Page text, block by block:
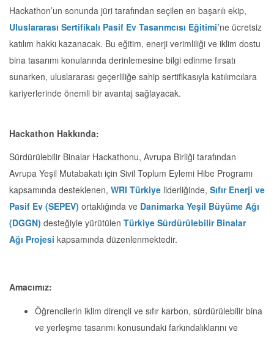
Hackathon’un sonunda jüri tarafından seçilen en başarılı ekip,
Uluslararası Sertifikalı Pasif Ev Tasarımcısı Eğitimi’ne ücretsiz
katılım hakkı kazanacak. Bu eğitim, enerji verimliliği ve iklim dostu
bina tasarımı konularında derinlemesine bilgi edinme fırsatı
sunarken, uluslararası geçerliliğe sahip sertifikasıyla katılımcılara
kariyerlerinde önemli bir avantaj sağlayacak.
Hackathon Hakkında:
Sürdürülebilir Binalar Hackathonu, Avrupa Birliği tarafından
Avrupa Yeşil Mutabakatı için Sivil Toplum Eylemi Hibe Programı
kapsamında desteklenen, WRI Türkiye liderliğinde, Sıfır Enerji ve
Pasif Ev (SEPEV) ortaklığında ve Danimarka Yeşil Büyüme Ağı
(DGGN) desteğiyle yürütülen Türkiye Sürdürülebilir Binalar
Ağı Projesi kapsamında düzenlenmektedir.
Amacımız:
Öğrencilerin iklim dirençli ve sıfır karbon, sürdürülebilir bina
ve yerleşme tasarımı konusundaki farkındalıklarını ve